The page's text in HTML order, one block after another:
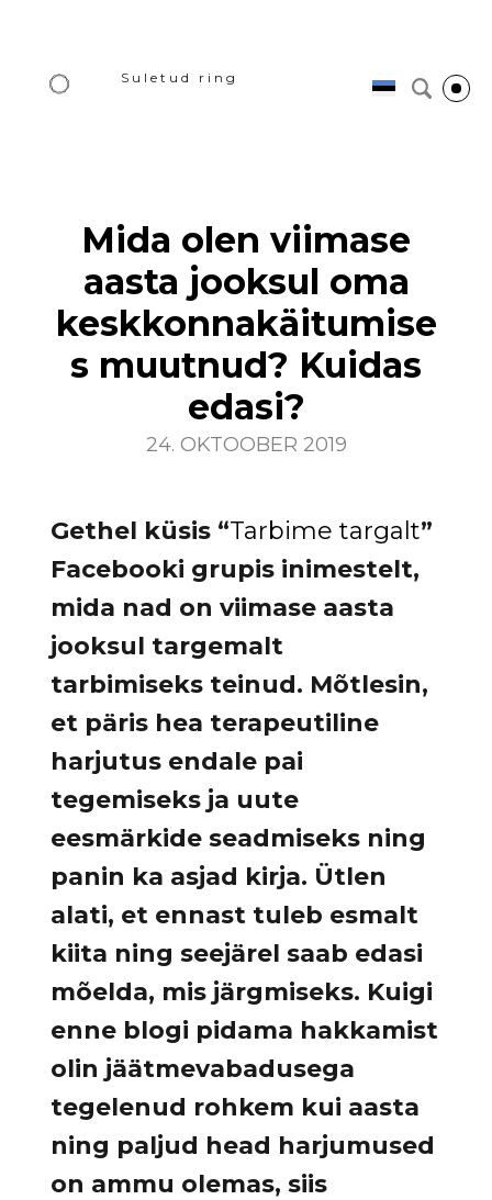
Suletud ring
Mida olen viimase
aasta jooksul oma
keskkonnakäitumise
s muutnud? Kuidas
edasi?
24. OKTOOBER 2019
Gethel küsis “Tarbime targalt”
Facebooki grupis inimestelt,
mida nad on viimase aasta
jooksul targemalt
tarbimiseks teinud. Mõtlesin,
et päris hea terapeutiline
harjutus endale pai
tegemiseks ja uute
eesmärkide seadmiseks ning
panin ka asjad kirja. Ütlen
alati, et ennast tuleb esmalt
kiita ning seejärel saab edasi
mõelda, mis järgmiseks. Kuigi
enne blogi pidama hakkamist
olin jäätmevabadusega
tegelenud rohkem kui aasta
ning paljud head harjumused
on ammu olemas, siis